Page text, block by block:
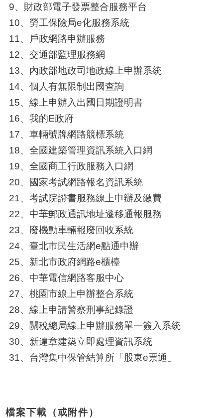
9、財政部電子發票整合服務平台
10、勞工保險局e化服務系統
11、戶政網路申辦服務
12、交通部監理服務網
13、內政部地政司地政線上申辦系統
14、個人有無限制出國查詢
15、線上申辦入出國日期證明書
16、我的E政府
17、車輛號牌網路競標系統
18、全國建築管理資訊系統入口網
19、全國商工行政服務入口網
20、國家考試網路報名資訊系統
21、考試院證書服務線上申辦及繳費
22、中華郵政通訊地址遷移通報服務
23、廢機動車輛報廢回收系統
24、臺北巿民生活網e點通申辦
25、新北市政府網路e櫃檯
26、中華電信網路客服中心
27、桃園市線上申辦整合系統
28、線上申請警察刑事紀錄證
29、關稅總局線上申辦服務單一簽入系統
30、新違章建築立即處理資訊系統
31、台灣集中保管結算所「股東e票通」
檔案下載（或附件）